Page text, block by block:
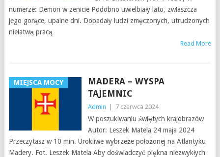
numerze: Demon w zenicie Podobno uwielbiały lato, zwłaszcza
jego gorące, upalne dni. Dopadały ludzi zmęczonych, utrudzonych
niełatwą pracą
Read More
MIEJSCA MOCY
MADERA – WYSPA
TAJEMNIC
Admin 7 czerwca 2024
W poszukiwaniu świętych krajobrazów
Autor: Leszek Matela 24 maja 2024
Przeczytasz w 10 min. Urokliwe wybrzeże położonej na Atlantyku
Madery. Fot. Leszek Matela Aby doświadczyć piękna niezwykłych